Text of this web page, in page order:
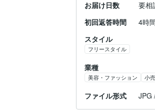
お届け日数
要相
初回返答時間
4時
スタイル
フリースタイル
業種
美容・ファッション 小
ファイル形式 JPG